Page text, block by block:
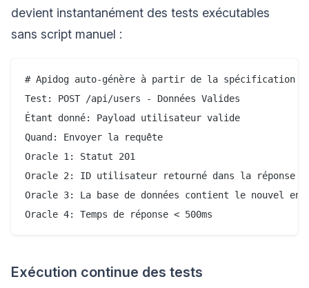
devient instantanément des tests exécutables
sans script manuel :
# Apidog auto-génère à partir de la spécification
Test: POST /api/users - Données Valides
Étant donné: Payload utilisateur valide
Quand: Envoyer la requête
Oracle 1: Statut 201
Oracle 2: ID utilisateur retourné dans la réponse
Oracle 3: La base de données contient le nouvel
Exécution continue des tests